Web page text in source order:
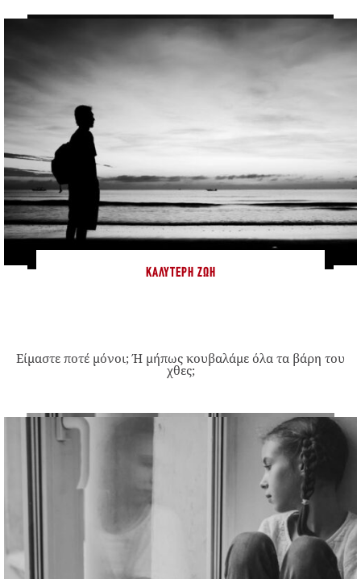
ΚΑΛΎΤΕΡΗ ΖΩΉ
Είμαστε ποτέ μόνοι; Ή μήπως κουβαλάμε όλα τα βάρη του
χθες;